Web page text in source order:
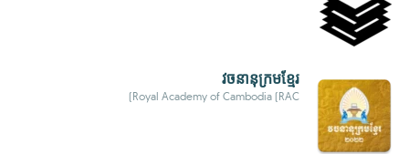
វចនានុក្រមខ្មែរ
Royal Academy of Cambodia (RAC)